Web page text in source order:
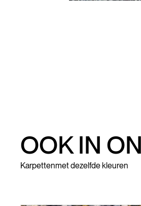
OOK IN
Karpettenmet dezelfde kleuren